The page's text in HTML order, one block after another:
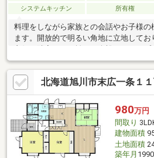
システムキッチン
所有権
料理をしながら家族との会話やお子様の
ます。開放的で明るい角地に立地してお
良好。隣家との距離にも余裕があり、プ
す。周辺にはスーパーや学校が徒歩10
買い物にも便利な住環境。小さなお子
てお住まいいただけます。生活利便性
えた、家族みんなが笑顔になれる新築
ご体感ください。
北海道旭川市末広一条１
980万円
間取り
建物面積
土地面積
築年月